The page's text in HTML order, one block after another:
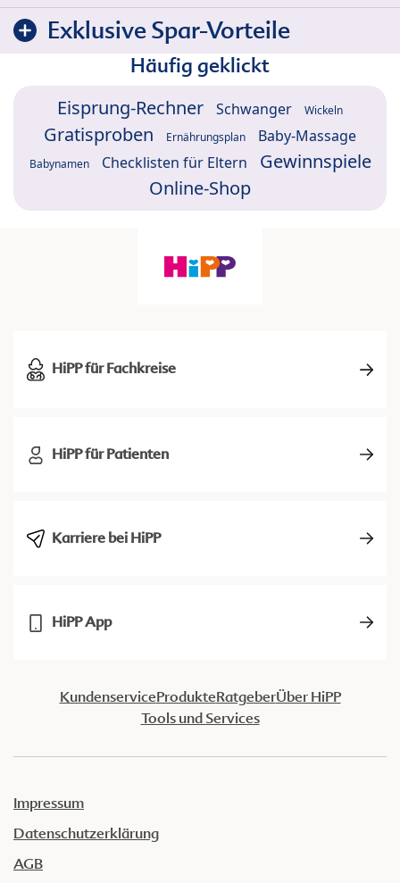
Exklusive Spar-Vorteile
Häufig geklickt
Eisprung-Rechner Schwanger Wickeln
Gratisproben Ernährungsplan Baby-Massage
Babynamen Checklisten für Eltern
Gewinnspiele
Online-Shop
HiPP für Fachkreise
HiPP für Patienten
Karriere bei HiPP
HiPP App
KundenserviceProdukteRatgeberÜber HiPP
Tools und Services
Impressum
Datenschutzerklärung
AGB